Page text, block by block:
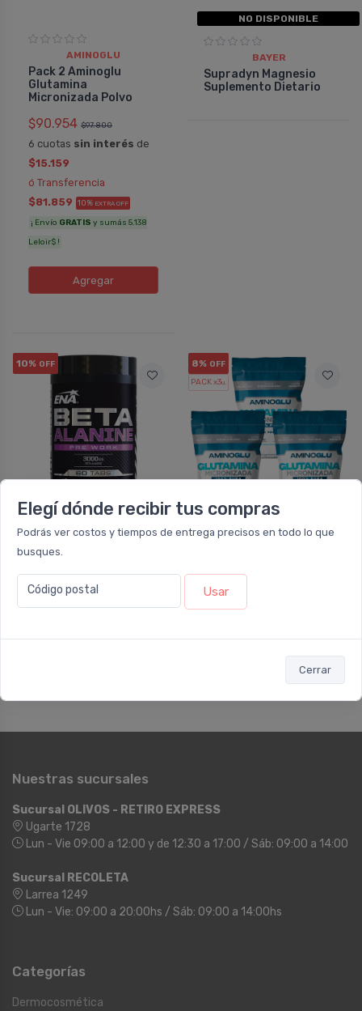
Elegí dónde recibir tus compras
Podrás ver costos y tiempos de entrega precisos en todo lo que
busques.
Código postal Usar
Cerrar
AMINOGLU
Pack 2 Aminoglu
Glutamina
Micronizada Polvo
$90.954 $97.800
6 cuotas sin interés de
$15.159
ó Transferencia
$81.859 10% EXTRA OFF
¡ Envío GRATIS y sumás 5.138
Leloir$ !
Agregar
NO DISPONIBLE
BAYER
Supradyn Magnesio
Suplemento Dietario
10% OFF
NO DISPONIBLE
ENA SPORT NUTRITION
8% OFF
PACK x3u.
NO DISPONIBLE
Glutamina
Micronizada Polvo
Nuestras sucursales
Sucursal OLIVOS - RETIRO EXPRESS
Ugarte 1728
Lun - Vie 09:00 a 12:00 y de 12:30 a 17:00 / Sáb: 09:00 a 14:00
Sucursal RECOLETA
Larrea 1249
Lun - Vie: 09:00 a 20:00hs / Sáb: 09:00 a 14:00hs
Categorías
Dermocosmética